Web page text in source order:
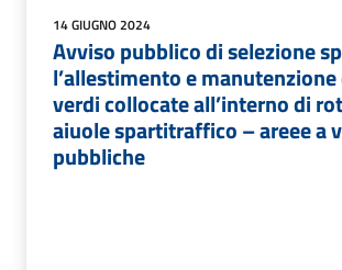
14 GIUGNO 2024
Avviso pubblico di selezione
l’allestimento e
verdi collocate all’interno di
aiuole spartitraffico – areee a
pubbliche